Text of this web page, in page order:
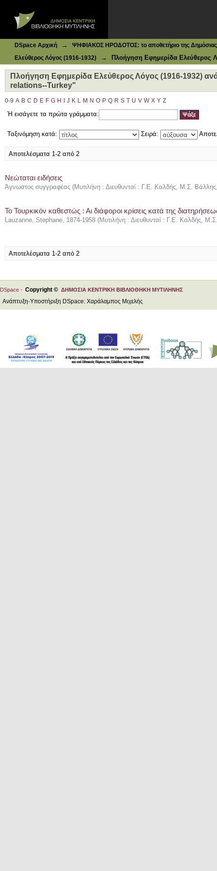
DSpace Αρχική →
ΨΗΦΙΑΚΟΣ ΗΡΟΔΟΤΟΣ: το αποθετήριο της Δημόσιας
Ελεύθερος Λόγος (1916-1932)
→ Πλοήγηση Εφημερίδα Ελεύθερος
Πλοήγηση Εφημερίδα Ελεύθερος Λόγος (1916-1932)
relations--Turkey"
0-9 A B C D E F G H J K L M N O P Q R S T U V W X Y Z
Ή εισάγετε τα πρώτα γράμματα:
Ταξινόμηση κατά: Σειρά:
Αποτελέσματα 1-2 από 2
Νεώταται ειδήσεις
Άγνωστος συγγραφέας (Μυτιλήνη : Διευθυνταί : Γ.Ε. Καλδής, Μ.Σ. Βάλλης
Το Τουρκικόν καθεστώς : Αι διάφοροι κρίσεις κατά της
Lauzanne, Stephane, 1874-1958 (Μυτιλήνη : Διευθυνταί : Γ.Ε. Καλδής,
Αποτελέσματα 1-2 από 2
DSpace - Copyright © ΔΗΜΟΣΙΑ ΚΕΝΤΡΙΚΗ ΒΙΒΛΙΟΘΗΚΗ ΜΥΤΙΛΗΝΗΣ
Ανάπτυξη-Υποστήριξη DSpace: Χαράλαμπος Μιχελής